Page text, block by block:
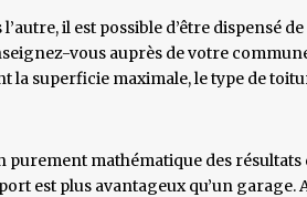
il est possible d’être dispensé
vous auprès de votre
superficie maximale, le type de
purement mathématique des
est plus avantageux qu’un garage.